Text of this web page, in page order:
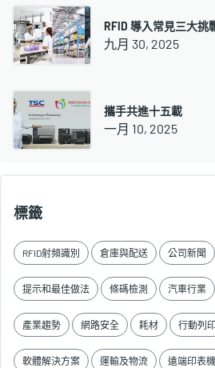
RFID 導入常見三大挑
九月 30, 2025
攜手共進十五載
一月 10, 2025
標籤
RFID射頻識別 倉庫與配送 公司新聞
提示和最佳做法 條碼檢測 汽車行業
產業趨勢 網路安全 耗材 行動列印
軟體解決方案 運輸及物流 遠端印表